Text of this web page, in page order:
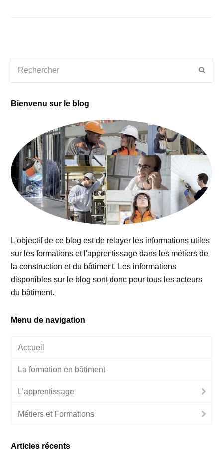
Bienvenu sur le blog
L'objectif de ce blog est de relayer les informations utiles
sur les formations et l'apprentissage dans les métiers de
la construction et du bâtiment. Les informations
disponibles sur le blog sont donc pour tous les acteurs
du bâtiment.
Menu de navigation
Accueil
La formation en bâtiment
L’apprentissage
Métiers et Formations
Articles récents